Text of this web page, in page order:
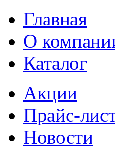
Главная
О
Каталог
Акции
Прайс-
Новости